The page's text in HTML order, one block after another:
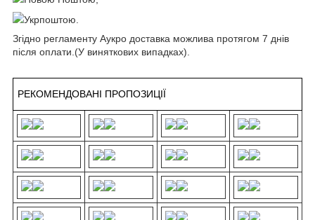
Укрпоштою.
Згідно регламенту Аукро доставка можлива протягом 7 днів
після оплати.(У виняткових випадках).
РЕКОМЕНДОВАНІ ПРОПОЗИЦІЇ